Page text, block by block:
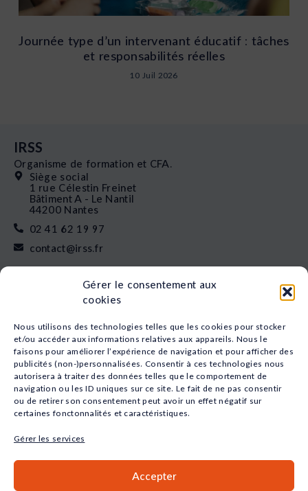
Gérer le consentement aux
cookies
Nous utilisons des technologies telles que les cookies pour stocker
et/ou accéder aux informations relatives aux appareils. Nous le
faisons pour améliorer l’expérience de navigation et pour afficher des
publicités (non-)personnalisées. Consentir à ces technologies nous
autorisera à traiter des données telles que le comportement de
navigation ou les ID uniques sur ce site. Le fait de ne pas consentir
ou de retirer son consentement peut avoir un effet négatif sur
certaines fonctonnalités et caractéristiques.
Gérer les services
Accepter
Journée type d’un intervenant éducatif : tâches
et responsabilités réelles
10 Juil 2026
IRSS
Organisme de formation et CFA.
Siège social
1 rue Célestin Freinet
Bâtiment A - Le Nantil
44200 Nantes
02 41 62 19 97
contact@irss.fr
Financement
Qui sommes-nous
Actualités
Nos études
Recrutement
Nos domaines
Animation
Santé
Social